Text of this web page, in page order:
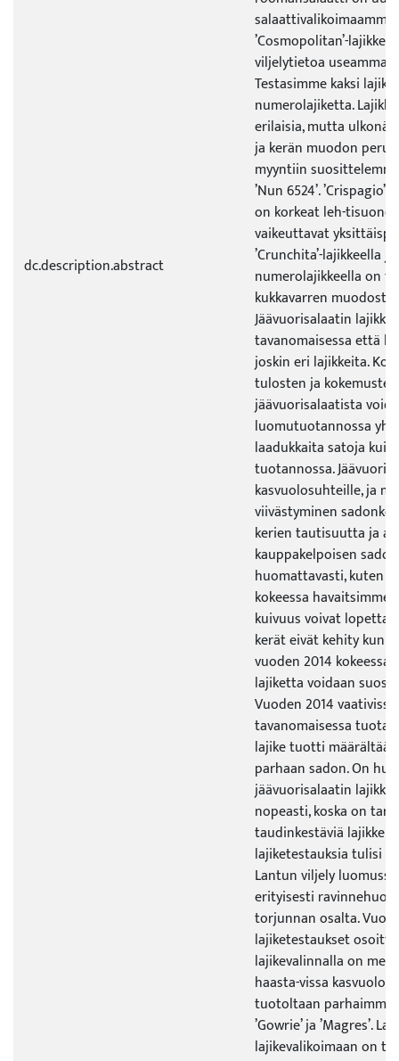
dc.description.abstract
’Cosmopolitan’-
viljelytietoa
Testasimme kaksi
numerolajiketta.
erilaisia, mutta
ja kerän muodon
myyntiin
’Nun 6524’.
on korkeat leh-
vaikeuttavat
’Crunchita’-lajikkeella ja
numerolajikkeella on
kukkavarren
Jäävuorisalaatin
tavanomaisessa että
joskin eri lajikkeita.
tulosten ja
jäävuorisalaatista
luomutuotannossa
laadukkaita satoja
tuotannossa.
kasvuolosuhteille, ja
viivästyminen
kerien tautisuutta ja
kauppakelpoisen
huomattavasti, kuten
kokeessa
kuivuus voivat
kerät eivät kehity
vuoden 2014 kokeessa.
lajiketta voidaan
Vuoden 2014
tavanomaisessa
lajike tuotti
parhaan sadon. On
jäävuorisalaatin
nopeasti, koska on
taudinkestäviä
lajiketestauksia tulisi
Lantun viljely
erityisesti
torjunnan osalta.
lajiketestaukset
lajikevalinnalla on
haasta-vissa
tuotoltaan
’Gowrie’ ja ’Magres’.
lajikevalikoimaan on